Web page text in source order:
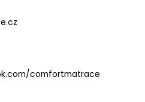
comfortmatrace